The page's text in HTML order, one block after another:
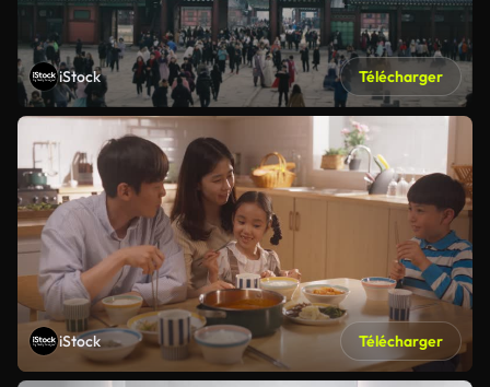
iStock Télécharger
iStock Télécharger